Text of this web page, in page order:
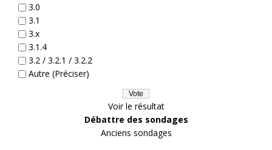
3.0
3.1
3.x
3.1.4
3.2 / 3.2.1 / 3.2.2
Autre (Préciser)
Voir le résultat
Débattre des sondages
Anciens sondages